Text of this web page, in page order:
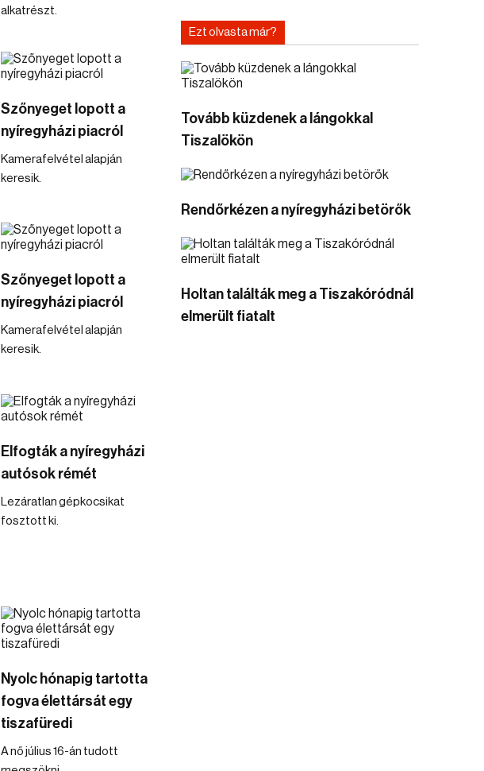
alkatrészt.
Szőnyeget lopott a
nyíregyházi piacról
Kamerafelvétel alapján
keresik.
Szőnyeget lopott a
nyíregyházi piacról
Kamerafelvétel alapján
keresik.
Elfogták a nyíregyházi
autósok rémét
Lezáratlan gépkocsikat
fosztott ki.
Nyolc hónapig tartotta
fogva élettársát egy
tiszafüredi
A nő július 16-án tudott
Ezt olvasta már?
Tovább küzdenek a lángokkal
Tiszalökön
Rendőrkézen a nyíregyházi betörők
Holtan találták meg a Tiszakóródnál
elmerült fiatalt